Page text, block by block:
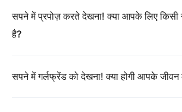
सपने में प्रपोज़ करते देखना! क्या आपके लिए
है?
सपने में गर्लफ्रेंड को देखना! क्या होगी आपके